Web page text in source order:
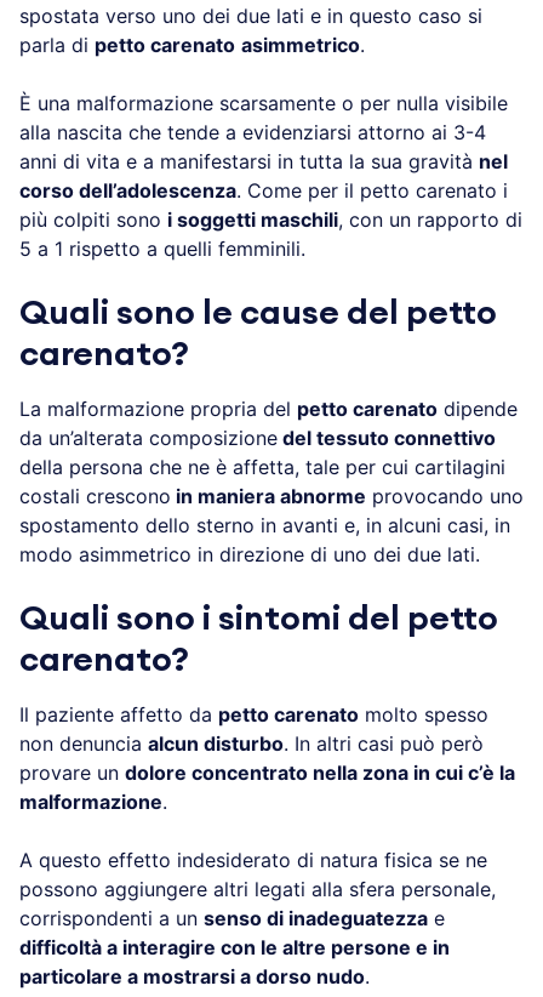
spostata verso uno dei due lati e in questo caso si
parla di petto carenato asimmetrico.
È una malformazione scarsamente o per nulla visibile
alla nascita che tende a evidenziarsi attorno ai 3-4
anni di vita e a manifestarsi in tutta la sua gravità nel
corso dell’adolescenza. Come per il petto carenato i
più colpiti sono i soggetti maschili, con un rapporto di
5 a 1 rispetto a quelli femminili.
Quali sono le cause del petto
carenato?
La malformazione propria del petto carenato dipende
da un’alterata composizione del tessuto connettivo
della persona che ne è affetta, tale per cui cartilagini
costali crescono in maniera abnorme provocando uno
spostamento dello sterno in avanti e, in alcuni casi, in
modo asimmetrico in direzione di uno dei due lati.
Quali sono i sintomi del petto
carenato?
Il paziente affetto da petto carenato molto spesso
non denuncia alcun disturbo. In altri casi può però
provare un dolore concentrato nella zona in cui c’è la
malformazione.
A questo effetto indesiderato di natura fisica se ne
possono aggiungere altri legati alla sfera personale,
corrispondenti a un senso di inadeguatezza e
difficoltà a interagire con le altre persone e in
particolare a mostrarsi a dorso nudo.